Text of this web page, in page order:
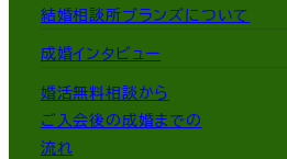
結婚相談所ブランズについて
成婚インタビュー
婚活無料相談から
ご入会後の成婚までの
流れ